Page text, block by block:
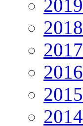
2019
2018
2017
2016
2015
2014